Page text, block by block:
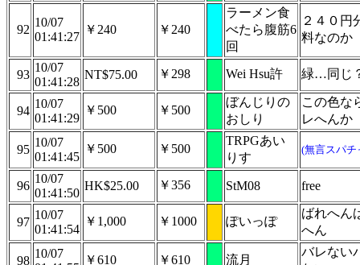
92
10/07
01:41:27
￥240 ￥240
ラーメン食
べたら腹筋6
回
２４０円
料なのか
93
10/07
01:41:28
NT$75.00 ￥298 Wei Hsu許 緑…同じ
94
10/07
01:41:29
￥500 ￥500
ぼんじりの
おしり
この色な
レへんか
95
10/07
01:41:45
￥500 ￥500
TRPGあい
りす
(無言スパチ
96
10/07
01:41:50
HK$25.00 ￥356 StM08 free
97
10/07
01:41:54
￥1,000 ￥1000 ぽいっぽ
ばれへん
へん
98
10/07
￥610 ￥610 流月
バレない